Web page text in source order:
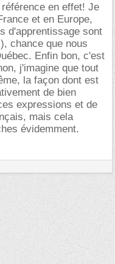
en effet! Je
et en Europe,
d'apprentissage sont
chance que nous
Enfin bon, c'est
j'imagine que tout
la façon dont est
de bien
expressions et de
mais cela
évidemment.